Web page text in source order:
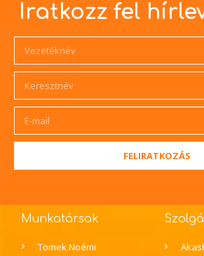
Iratkozz fel
FELIRATKOZÁS
Munkatársak
Tomek Noémi